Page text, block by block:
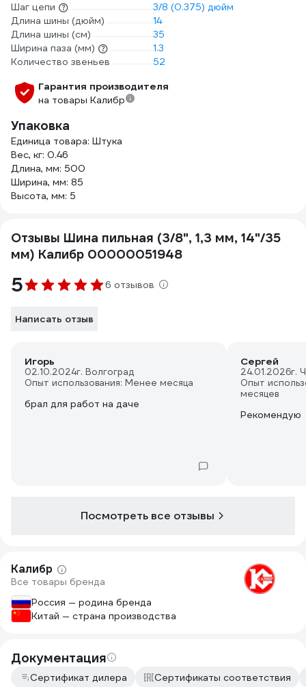
Шаг цепи
3/8 (0.375) дюйм
Длина шины (дюйм)
14
Длина шины (см)
35
Ширина паза (мм)
1.3
Количество звеньев
52
Гарантия производителя
на товары Калибр
Упаковка
Единица товара: Штука
Вес, кг: 0.46
Длина, мм: 500
Ширина, мм: 85
Высота, мм: 5
Отзывы Шина пильная (3/8", 1,3 мм, 14"/35
мм) Калибр 00000051948
5 6 отзывов
Написать отзыв
Игорь
02.10.2024г. Волгоград
Опыт использования: Менее месяца
брал для работ на даче
Сергей
24.01.2026г.
Опыт
месяцев
Рекомендую
Посмотреть все отзывы
Калибр
Все товары бренда
Россия — родина бренда
Китай — страна производства
Документация
Сертификат дилера Сертификаты соответствия